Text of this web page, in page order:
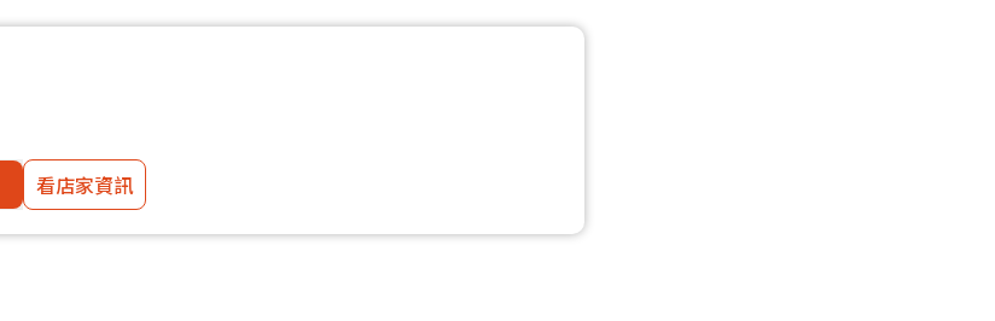
看店家資訊